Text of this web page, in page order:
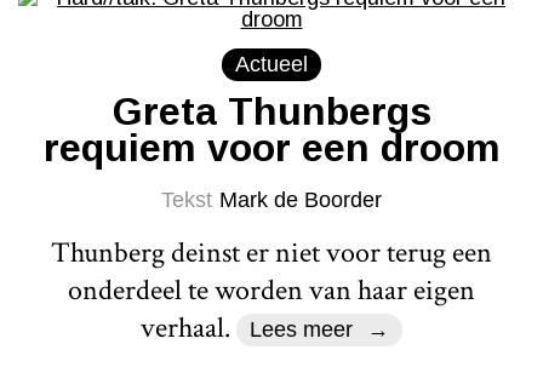
Actueel
Greta Thunbergs
requiem voor een droom
Tekst Mark de Boorder
Thunberg deinst er niet voor terug een
onderdeel te worden van haar eigen
verhaal.
Lees meer